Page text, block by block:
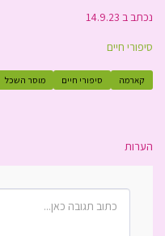
נכתב ב 14.9.23
סיפורי חיים
קארמה סיפורי חיים מוסר השכל
הערות